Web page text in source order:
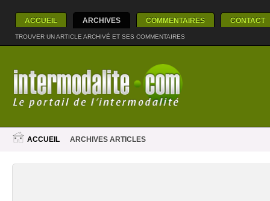
ACCUEIL ARCHIVES COMMENTAIRES CONTACT
TROUVER UN ARTICLE ARCHIVÉ ET SES COMMENTAIRES
ACCUEIL ARCHIVES ARTICLES